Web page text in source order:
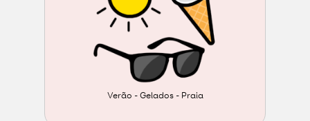
Verão - Gelados - Praia